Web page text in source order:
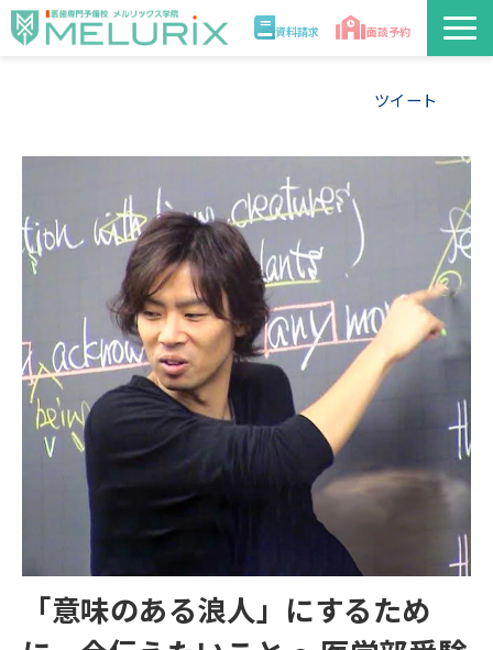
資料請求 面談予約
入学案内
合格実績・合格体験記
講師
医学部解答速報2026
ツイート
「意味のある浪人」にするため